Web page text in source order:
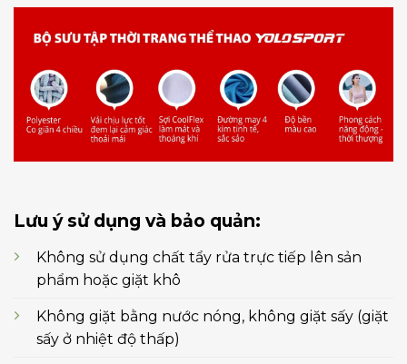
Lưu ý sử dụng và bảo quản:
Không sử dụng chất tẩy rửa trực tiếp lên sản
phẩm hoặc giặt khô
Không giặt bằng nước nóng, không giặt sấy (giặt
sấy ở nhiệt độ thấp)